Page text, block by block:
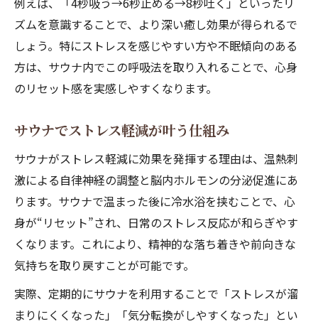
ズムを意識することで、より深い癒し効果が得られるで
しょう。特にストレスを感じやすい方や不眠傾向のある
方は、サウナ内でこの呼吸法を取り入れることで、心身
のリセット感を実感しやすくなります。
サウナでストレス軽減が叶う仕組み
サウナがストレス軽減に効果を発揮する理由は、温熱刺
激による自律神経の調整と脳内ホルモンの分泌促進にあ
ります。サウナで温まった後に冷水浴を挟むことで、心
身が“リセット”され、日常のストレス反応が和らぎやす
くなります。これにより、精神的な落ち着きや前向きな
気持ちを取り戻すことが可能です。
実際、定期的にサウナを利用することで「ストレスが溜
まりにくくなった」「気分転換がしやすくなった」とい